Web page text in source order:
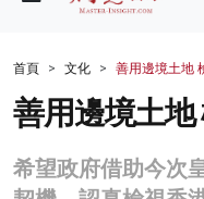
財經
生活
商業
首頁 文化 善用邊境土地
善用邊境土
希望政府借助今次